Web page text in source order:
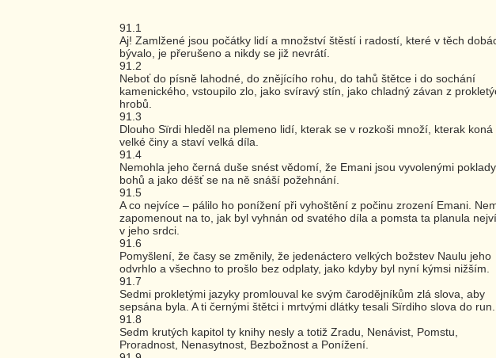
91.1
Aj! Zamlžené jsou počátky lidí a množství štěstí i radostí, které v těch
bývalo, je přerušeno a nikdy se již nevrátí.
91.2
Neboť do písně lahodné, do znějícího rohu, do tahů štětce i do sochání
kamenického, vstoupilo zlo, jako svíravý stín, jako chladný závan z
hrobů.
91.3
Dlouho Sïrdi hleděl na plemeno lidí, kterak se v rozkoši množí, kterak koná
velké činy a staví velká díla.
91.4
Nemohla jeho černá duše snést vědomí, že Emani jsou vyvolenými poklady
bohů a jako déšť se na ně snáší požehnání.
91.5
A co nejvíce – pálilo ho ponížení při vyhoštění z počinu zrození Emani.
zapomenout na to, jak byl vyhnán od svatého díla a pomsta ta planula
v jeho srdci.
91.6
Pomyšlení, že časy se změnily, že jedenáctero velkých božstev Naulu jeho
odvrhlo a všechno to prošlo bez odplaty, jako kdyby byl nyní kýmsi nižším.
91.7
Sedmi prokletými jazyky promlouval ke svým čarodějníkům zlá slova, aby
sepsána byla. A ti černými štětci i mrtvými dlátky tesali Sïrdiho slova do run.
91.8
Sedm krutých kapitol ty knihy nesly a totiž Zradu, Nenávist, Pomstu,
Proradnost, Nenasytnost, Bezbožnost a Ponížení.